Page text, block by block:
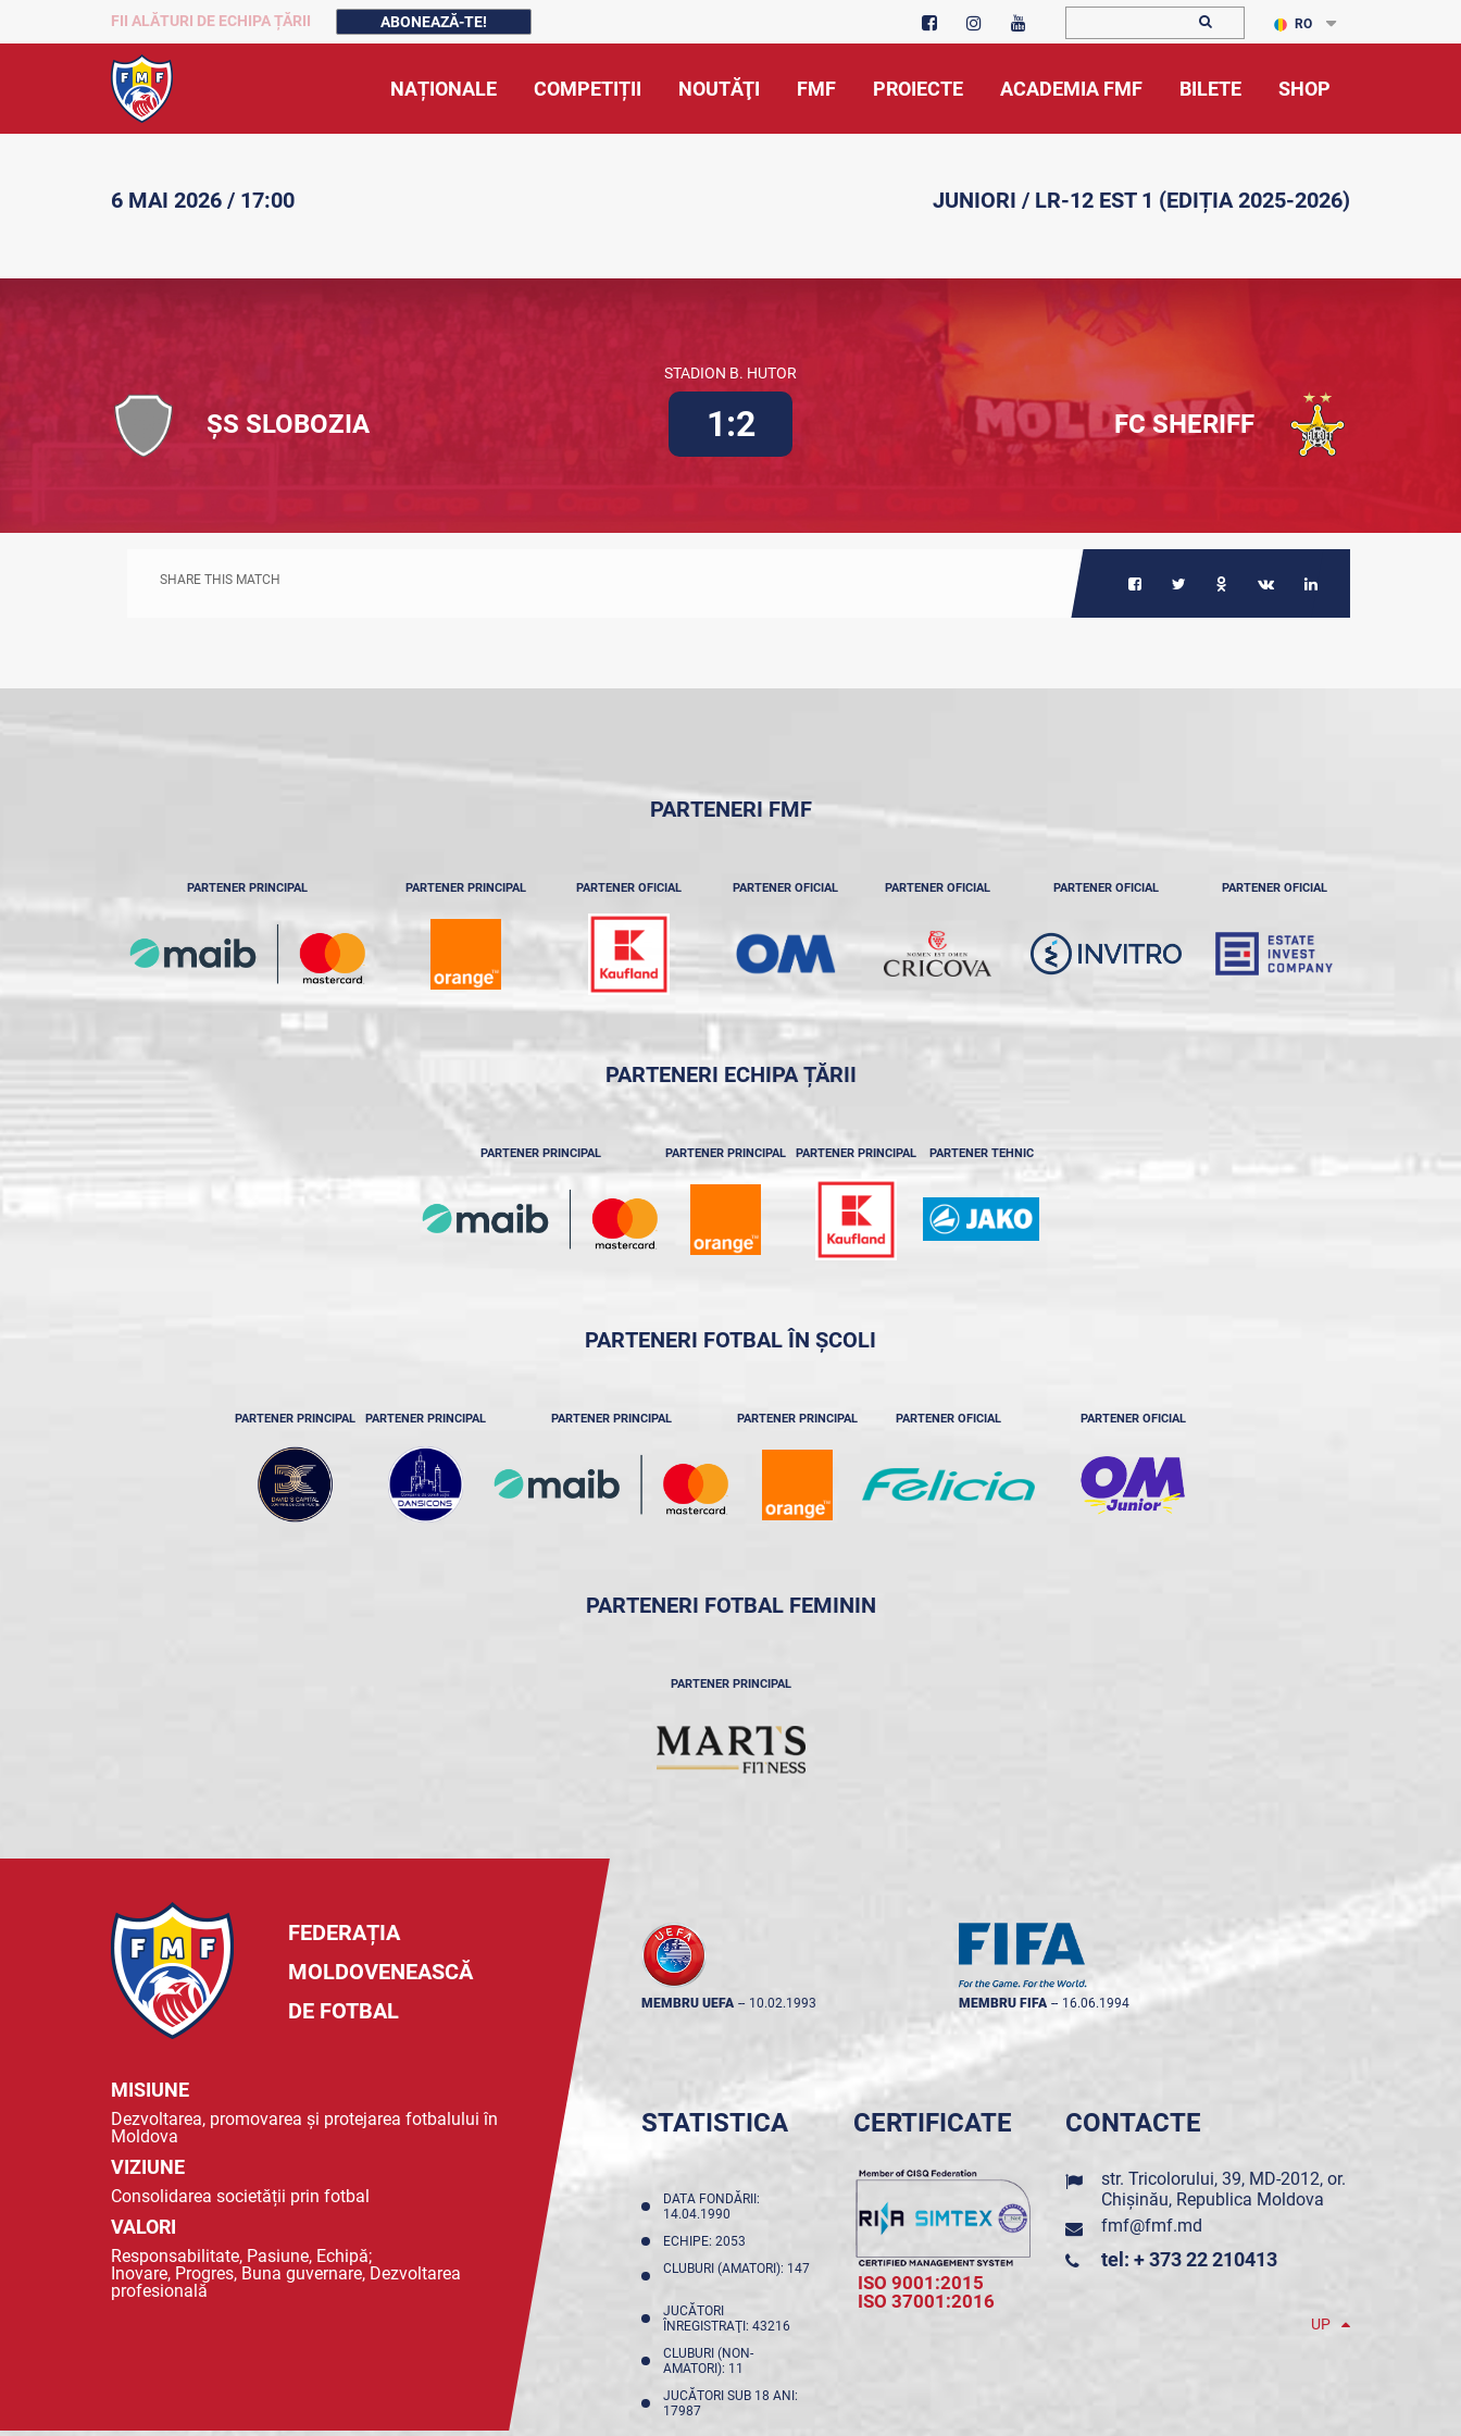
FII ALĂTURI DE ECHIPA ȚĂRII ABONEAZĂ-TE! RO
NAȚIONALE COMPETIȚII NOUTĂŢI FMF PROIECTE ACADEMIA FMF BILETE SHOP
6 MAI 2026 / 17:00 JUNIORI / LR-12 EST 1 (EDIȚIA 2025-2026)
STADION B. HUTOR
ȘS SLOBOZIA 1:2 FC SHERIFF
SHARE THIS MATCH
PARTENERI FMF
PARTENER PRINCIPAL PARTENER PRINCIPAL PARTENER OFICIAL PARTENER OFICIAL PARTENER OFICIAL PARTENER OFICIAL PARTENER OFICIAL
PARTENERI ECHIPA ȚĂRII
PARTENER PRINCIPAL PARTENER PRINCIPAL PARTENER PRINCIPAL PARTENER TEHNIC
PARTENERI FOTBAL ÎN ȘCOLI
PARTENER PRINCIPAL PARTENER PRINCIPAL PARTENER PRINCIPAL PARTENER PRINCIPAL PARTENER OFICIAL PARTENER OFICIAL
PARTENERI FOTBAL FEMININ
PARTENER PRINCIPAL
FEDERAȚIA
MOLDOVENEASCĂ
DE FOTBAL
MISIUNE
Dezvoltarea, promovarea și protejarea fotbalului în
Moldova
VIZIUNE
Consolidarea societății prin fotbal
VALORI
Responsabilitate, Pasiune, Echipă;
Inovare, Progres, Buna guvernare, Dezvoltarea
profesională
MEMBRU UEFA -- 10.02.1993 MEMBRU FIFA -- 16.06.1994
STATISTICA
DATA FONDĂRII:
14.04.1990
ECHIPE: 2053
CLUBURI (AMATORI): 147
JUCĂTORI
ÎNREGISTRAŢI: 43216
CLUBURI (NON-
AMATORI): 11
JUCĂTORI SUB 18 ANI:
17987
CERTIFICATE
ISO 9001:2015
ISO 37001:2016
CONTACTE
str. Tricolorului, 39, MD-2012, or.
Chișinău, Republica Moldova
fmf@fmf.md
tel: + 373 22 210413
UP